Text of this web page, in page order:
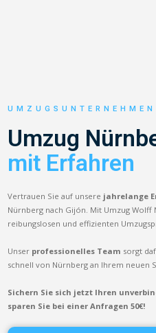
Umzug
mit Erfahren
Vertrauen Sie auf unsere jahrelange
Nürnberg nach Gijón. Mit Umzug
reibungslosen und effizienten
Unser professionelles Team sorgt
schnell von Nürnberg an Ihrem neuen
Sichern Sie sich jetzt Ihren
sparen Sie bei einer Anfragen 50€!